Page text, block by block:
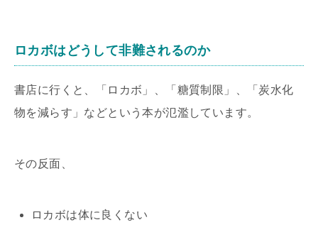
ロカボはどうして非難されるのか
書店に行くと、「ロカボ」、「糖質制限」、「炭水化
物を減らす」などという本が氾濫しています。
その反面、
ロカボは体に良くない